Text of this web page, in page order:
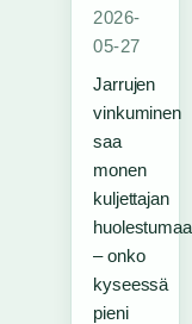
2026-
05-27
Jarrujen
vinkuminen
saa
monen
kuljettajan
– onko
kyseessä
pieni